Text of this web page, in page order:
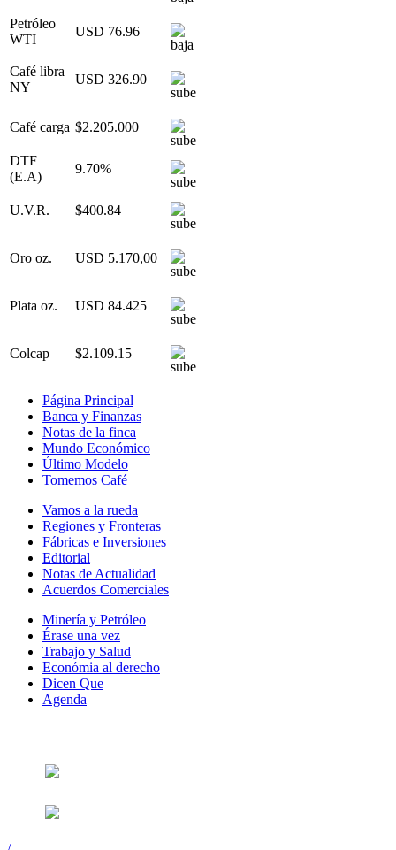
Petróleo
WTI
USD 76.96
Café libra
NY
USD 326.90
Café carga $2.205.000
DTF
(E.A)
9.70%
U.V.R. $400.84
Oro oz. USD 5.170,00
Plata oz. USD 84.425
Colcap $2.109.15
Página Principal
Banca y Finanzas
Notas de la finca
Mundo Económico
Último Modelo
Tomemos Café
Vamos a la rueda
Regiones y Fronteras
Fábricas e Inversiones
Editorial
Notas de Actualidad
Acuerdos Comerciales
Minería y Petróleo
Érase una vez
Trabajo y Salud
Económia al derecho
Dicen Que
Agenda